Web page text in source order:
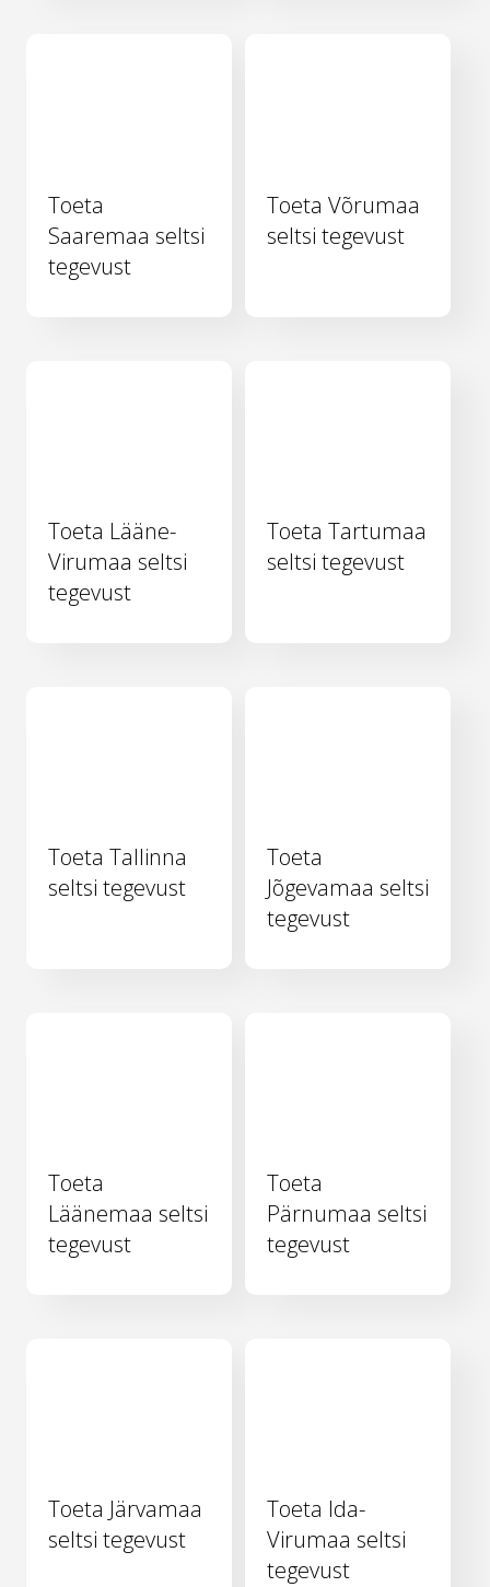
Toeta
Saaremaa seltsi
tegevust
Toeta Võrumaa
seltsi tegevust
Toeta Lääne-
Virumaa seltsi
tegevust
Toeta Tartumaa
seltsi tegevust
Toeta Tallinna
seltsi tegevust
Toeta
Jõgevamaa seltsi
tegevust
Toeta
Läänemaa seltsi
tegevust
Toeta
Pärnumaa seltsi
tegevust
Toeta Järvamaa
seltsi tegevust
Toeta Ida-
Virumaa seltsi
tegevust